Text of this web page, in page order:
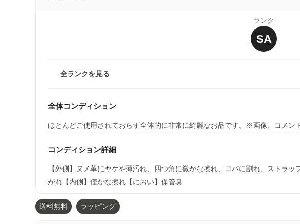
ランク
SA
全ランクを見る
全体コンディション
ほとんどご使用されておらず全体的に非常に綺麗なお品です。※画像、コメン
コンディション詳細
【外側】ヌメ革にヤケや薄汚れ、四つ角に微かな擦れ、コバに割れ、ストラ
がれ【内側】僅かな擦れ【におい】保管臭
送料無料 ラッピング